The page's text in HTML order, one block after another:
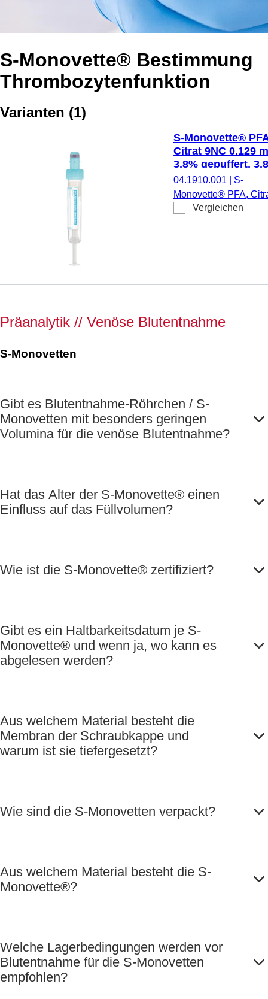
S-Monovette® Bestimmung
Thrombozytenfunktion
Varianten (1)
S-Monovette®
Citrat 9NC 0.129
3,8% gepuffert,
Verschluss
(LxØ): 65 x 13
Papieretikett
04.1910.001
S-
Monovette® PFA,
9NC 0.129 mol/l 3,8%
Papieretikett, Etikett/
Vergleichen
Präanalytik // Venöse Blutentnahme
S-Monovetten
Gibt es Blutentnahme-Röhrchen / S-
Monovetten mit besonders geringen
Volumina für die venöse Blutentnahme?
Hat das Alter der S-Monovette® einen
Einfluss auf das Füllvolumen?
Wie ist die S-Monovette® zertifiziert?
Gibt es ein Haltbarkeitsdatum je S-
Monovette® und wenn ja, wo kann es
abgelesen werden?
Aus welchem Material besteht die
Membran der Schraubkappe und
warum ist sie tiefergesetzt?
Wie sind die S-Monovetten verpackt?
Aus welchem Material besteht die S-
Monovette®?
Welche Lagerbedingungen werden vor
Blutentnahme für die S-Monovetten
empfohlen?